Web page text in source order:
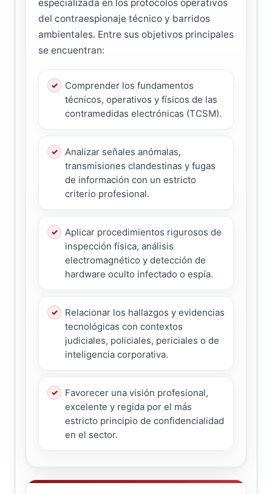
especializada en los protocolos operativos
del contraespionaje técnico y barridos
ambientales. Entre sus objetivos principales
se encuentran:
Comprender los fundamentos
técnicos, operativos y físicos de las
contramedidas electrónicas (TCSM).
Analizar señales anómalas,
transmisiones clandestinas y fugas
de información con un estricto
criterio profesional.
Aplicar procedimientos rigurosos de
inspección física, análisis
electromagnético y detección de
hardware oculto infectado o espía.
Relacionar los hallazgos y evidencias
tecnológicas con contextos
judiciales, policiales, periciales o de
inteligencia corporativa.
Favorecer una visión profesional,
excelente y regida por el más
estricto principio de confidencialidad
en el sector.